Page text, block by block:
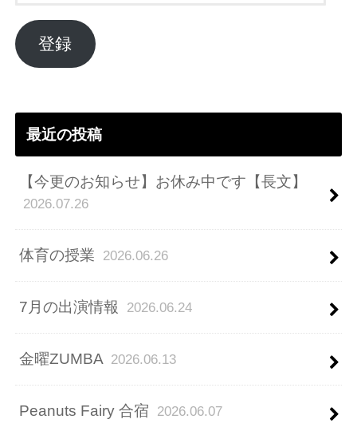
ル
ア
ド
登録
最近の投稿
【今更のお知らせ】お休み中です【長文】
2026.07.26
体育の授業 2026.06.26
7月の出演情報 2026.06.24
金曜ZUMBA 2026.06.13
Peanuts Fairy 合宿 2026.06.07